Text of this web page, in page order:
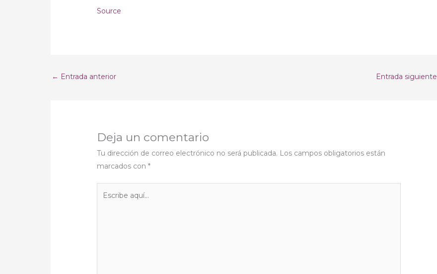
Source
← Entrada anterior Entrada siguiente
Deja un comentario
Tu dirección de correo electrónico no será publicada. Los campos obligatorios están
marcados con*